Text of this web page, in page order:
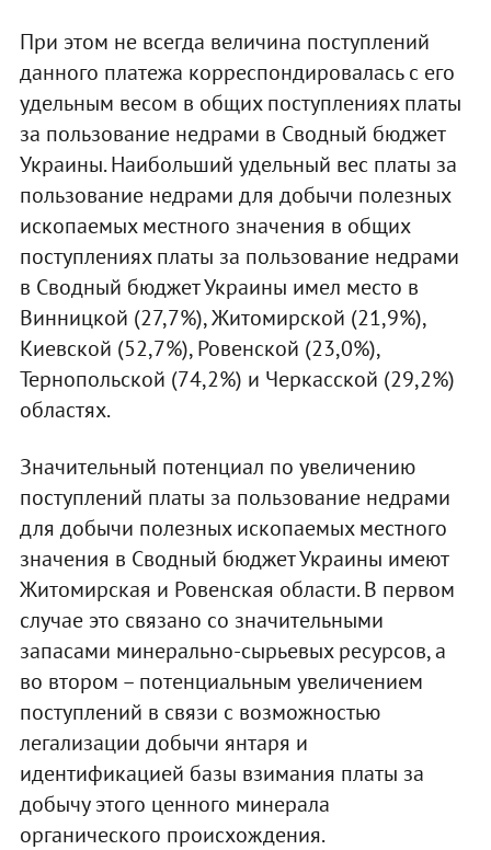
При этом не всегда величина поступлений
данного платежа корреспондировалась с его
удельным весом в общих поступлениях платы
за пользование недрами в Сводный бюджет
Украины. Наибольший удельный вес платы за
пользование недрами для добычи полезных
ископаемых местного значения в общих
поступлениях платы за пользование недрами
в Сводный бюджет Украины имел место в
Винницкой (27,7%), Житомирской (21,9%),
Киевской (52,7%), Ровенской (23,0%),
Тернопольской (74,2%) и Черкасской (29,2%)
областях.
Значительный потенциал по увеличению
поступлений платы за пользование недрами
для добычи полезных ископаемых местного
значения в Сводный бюджет Украины имеют
Житомирская и Ровенская области. В первом
случае это связано со значительными
запасами минерально-сырьевых ресурсов, а
во втором – потенциальным увеличением
поступлений в связи с возможностью
легализации добычи янтаря и
идентификацией базы взимания платы за
добычу этого ценного минерала
органического происхождения.